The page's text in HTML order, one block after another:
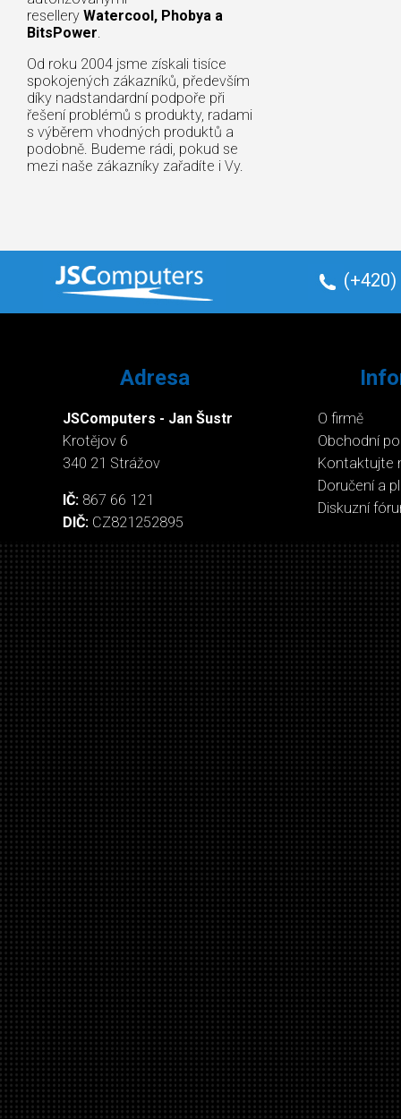
resellery Watercool, Phobya a
BitsPower.
Od roku 2004 jsme získali tisíce
spokojených zákazníků, především
díky nadstandardní podpoře při
řešení problémů s produkty, radami
s výběrem vhodných produktů a
podobně. Budeme rádi, pokud se
mezi naše zákazníky zařadíte i Vy.
(+420)
Adresa
JSComputers - Jan Šustr
Krotějov 6
340 21 Strážov
IČ: 867 66 121
DIČ: CZ821252895
O firmě
Obchodní
Kontaktujte
Doručení a
Diskuzní